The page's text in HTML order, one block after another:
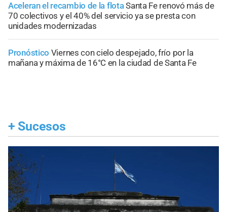
Aceleran el recambio de la flotaSanta Fe renovó más de
70 colectivos y el 40% del servicio ya se presta con
unidades modernizadas
Pronóstico Viernes con cielo despejado, frío por la
mañana y máxima de 16°C en la ciudad de Santa Fe
+ Sucesos